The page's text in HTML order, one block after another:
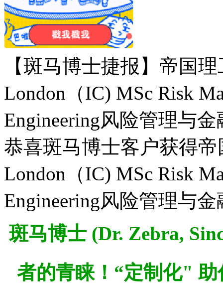
【斑马博士捷报】帝国
London（IC) MSc Risk
Engineering风险管理与
恭喜斑马博士客户获得帝
London（IC) MSc Risk
Engineering风险管理与
斑马博士 (Dr. Zebra,
者的青睐！“定制化"